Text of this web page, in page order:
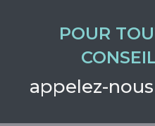
POUR
appelez-